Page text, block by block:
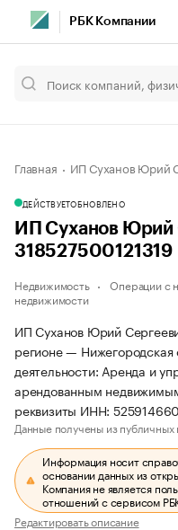
РБК Компании
Главная ИП Суханов Юрий
ДЕЙСТВУЕТОБНОВЛЕНО
ИП Суханов
318527500121319
Недвижимость Операции с
недвижимости
ИП Суханов Юрий
регионе — Нижегородская
деятельности: Аренда и
арендованным
реквизиты ИНН:
Данные получены из публичных
Информация носит
основании данных из
Компания не является
отношений с сервисом
Редактировать описание